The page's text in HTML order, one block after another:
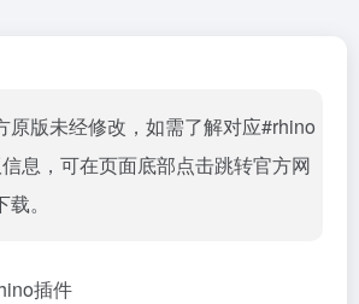
原版未经修改，如需了解对应#rhino
息，可在页面底部点击跳转官方网
。
插件